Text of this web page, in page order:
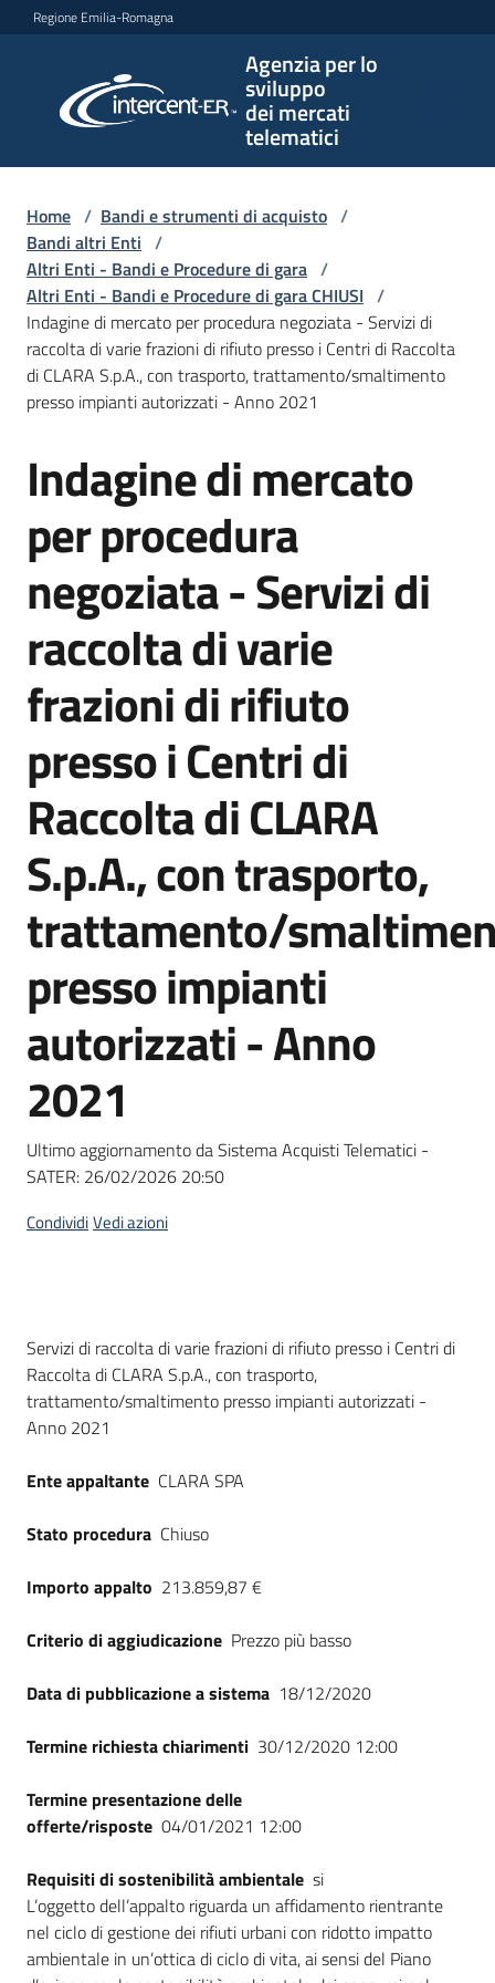
Vai al contenuto
Vai alla navigazione
Vai al footer
Regione Emilia-Romagna
Agenzia per lo
sviluppo
dei mercati
telematici
per lo
sviluppo
telematici
L'Agenzia
Bandi
strumenti
Supporto
Piattaforme
telematiche
English
site
Seguici
su
Home / Bandi e strumenti di acquisto /
Bandi altri Enti /
Altri Enti - Bandi e Procedure di gara /
Altri Enti - Bandi e Procedure di gara CHIUSI /
Indagine di mercato per procedura negoziata - Servizi di
raccolta di varie frazioni di rifiuto presso i Centri di Raccolta
di CLARA S.p.A., con trasporto, trattamento/smaltimento
presso impianti autorizzati - Anno 2021
Salta al contenuto
Indagine di mercato
per procedura
negoziata - Servizi di
raccolta di varie
frazioni di rifiuto
presso i Centri di
Raccolta di CLARA
S.p.A., con trasporto,
trattamento/
presso impianti
autorizzati - Anno
2021
Ultimo aggiornamento da Sistema Acquisti Telematici -
SATER: 26/02/2026 20:50
CondividiVedi azioni
Dati del bando
Servizi di raccolta di varie frazioni di rifiuto presso i Centri di
Raccolta di CLARA S.p.A., con trasporto,
trattamento/smaltimento presso impianti autorizzati -
Anno 2021
Ente appaltante CLARA SPA
Stato procedura Chiuso
Importo appalto 213.859,87 €
Criterio di aggiudicazione Prezzo più basso
Data di pubblicazione a sistema 18/12/2020
Termine richiesta chiarimenti 30/12/2020 12:00
Termine presentazione delle
offerte/risposte 04/01/2021 12:00
Requisiti di sostenibilità ambientale si
L’oggetto dell’appalto riguarda un affidamento rientrante
nel ciclo di gestione dei rifiuti urbani con ridotto impatto
ambientale in un’ottica di ciclo di vita, ai sensi del Piano